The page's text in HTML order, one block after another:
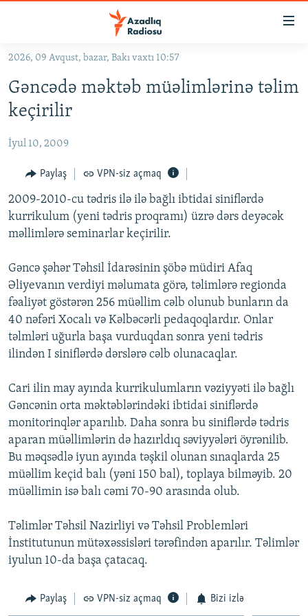
Əsas
qayıt
Əsas
naviqasiyaya
qayıt
KORRUPSIOMETR
#ƏSLINDƏ
FƏRQƏ BAX
QANUNI DOĞRU
ARAŞDIRMA
VIDEO
FOTOQALEREYA
İNFOQRAFIKA
KARIKATURA
RADIO ARXIV
OXU ZALI
AZƏRBAYCAN ƏDƏBIYYATI KITABXANASI
İSLAM VƏ DEMOKRATIYA
HAQQIMIZDA
MISSIYAMIZ
PEŞƏ ETIKASI VƏ JURNALISTIKA STANDARTLARIMIZ
AZADLIQRADIOSU MOBIL TELEFONUNUZDA
BIZIMLƏ ƏLAQƏ
XƏBƏR BÜLLETENLƏRIMIZ
BIZI IZLƏ
RFE/RL-in bütün saytları
2026, 09 Avqust, bazar, Bakı vaxtı 10:57
Gəncədə məktəb müəlimlərinə təlim
keçirilir
İyul 10, 2009
Paylaş VPN-siz açmaq
2009-2010-cu tədris ilə ilə bağlı ibtidai siniflərdə
kurrikulum (yeni tədris proqramı) üzrə dərs deyəcək
məllimlərə seminarlar keçirilir.
Gəncə şəhər Təhsil İdarəsinin şöbə müdiri Afaq
Əliyevanın verdiyi məlumata görə, təlimlərə regionda
fəaliyət göstərən 256 müəllim cəlb olunub bunların da
40 nəfəri Xocalı və Kəlbəcərli pedaqoqlardır. Onlar
təlmləri uğurla başa vurduqdan sonra yeni tədris
ilindən I siniflərdə dərslərə cəlb olunacaqlar.
Cari ilin may ayında kurrikulumların vəziyyəti ilə bağlı
Gəncənin orta məktəblərindəki ibtidai siniflərdə
monitorinqlər aparılıb. Daha sonra bu siniflərdə tədris
aparan müəllimlərin də hazırldıq səviyyələri öyrənilib.
Bu məqsədlə iyun ayında təşkil olunan sınaqlarda 25
müəllim keçid balı (yəni 150 bal), toplaya bilməyib. 20
müəllimin isə balı cəmi 70-90 arasında olub.
Təlimlər Təhsil Nazirliyi və Təhsil Problemləri
İnstitutunun mütəxəssisləri tərəfindən aparılır. Təlimlər
iyulun 10-da başa çatacaq.
Paylaş VPN-siz açmaq Bizi izlə